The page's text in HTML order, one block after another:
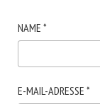
NAME *
E-MAIL-ADRESSE *